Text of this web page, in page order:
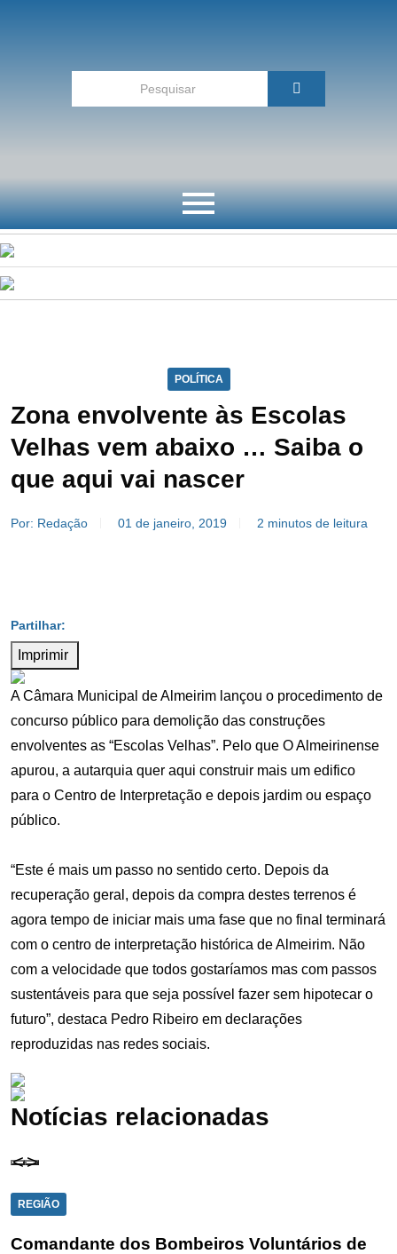
POLÍTICA
Zona envolvente às Escolas
Velhas vem abaixo … Saiba o
que aqui vai nascer
Por: Redação 01 de janeiro, 2019 2 minutos de leitura
Imprimir
A Câmara Municipal de Almeirim lançou o procedimento de
concurso público para demolição das construções
envolventes as “Escolas Velhas”. Pelo que O Almeirinense
apurou, a autarquia quer aqui construir mais um edifico
para o Centro de Interpretação e depois jardim ou espaço
público.
“Este é mais um passo no sentido certo. Depois da
recuperação geral, depois da compra destes terrenos é
agora tempo de iniciar mais uma fase que no final terminará
com o centro de interpretação histórica de Almeirim. Não
com a velocidade que todos gostaríamos mas com passos
sustentáveis para que seja possível fazer sem hipotecar o
futuro”, destaca Pedro Ribeiro em declarações
reproduzidas nas redes sociais.
Notícias relacionadas
REGIÃO
Comandante dos Bombeiros Voluntários de